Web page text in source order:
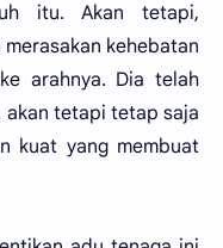
itu. Akan tetapi,
kehebatan
arahnya. Dia telah
akan tetapi tetap saja
kuat yang membuat